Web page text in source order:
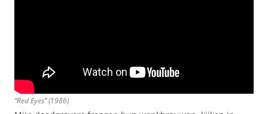
“Red Eyes” (1986)